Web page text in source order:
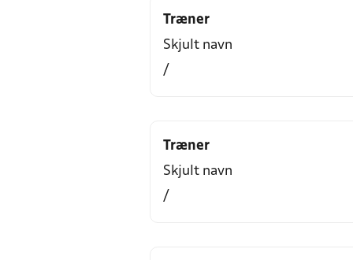
Træner
Skjult navn
/
Træner
Skjult navn
/